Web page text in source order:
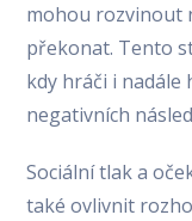
mohou rozvinout
překonat. Tento
kdy hráči i nadále
negativních
Sociální tlak a
také ovlivnit